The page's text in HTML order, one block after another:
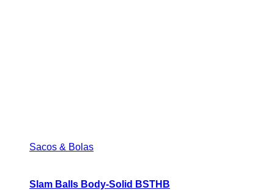
Sacos & Bolas
Slam Balls Body-Solid BSTHB